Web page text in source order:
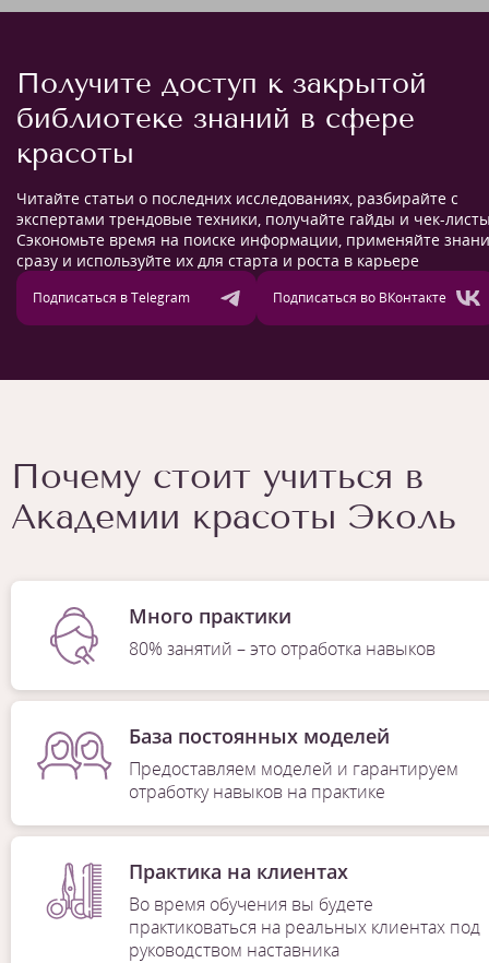
Получите доступ к закрытой
библиотеке знаний в сфере
красоты
Читайте статьи о последних исследованиях, разбирайте с
экспертами трендовые техники, получайте гайды и чек-
Сэкономьте время на поиске информации, применяйте
сразу и используйте их для старта и роста в карьере
Подписаться в Telegram Подписаться во ВКонтакте
Почему стоит учиться в
Академии красоты Эколь
Много практики
80% занятий – это отработка навыков
База постоянных моделей
Предоставляем моделей и гарантируем
отработку навыков на практике
Практика на клиентах
Во время обучения вы будете
практиковаться на реальных клиентах под
руководством наставника